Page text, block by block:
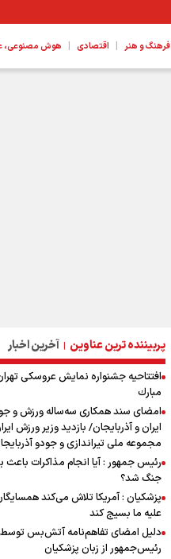
فرهنگ و هنر | اقتصادی | هوش مصنوعی،
پربیننده ترین عناوین | آخرین اخبار
افتتاحیه جشنواره نمايش عروسكى
مبارك
امضای سند همکاری سه‌ساله ورزش و
ایران و آذربایجان/ بازدید وزیر ورزش
مجموعه ملی تیراندازی و جودو
رئیس جمهور : آیا انجام مذاکرات باعث
جنگ شد؟
پزشکیان : آمریکا تلاش می‌کند
علیه ما بسیج کند
دلیل امضای تفاهم‌نامه آتش‌بس توسط
رئیس‌جمهور از زبان پزشکیان